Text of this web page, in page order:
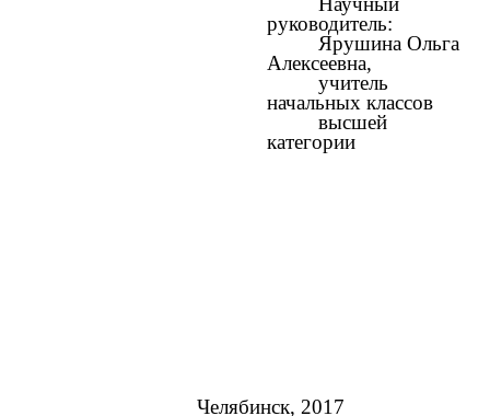
руководитель:
Ярушина Ольга
Алексеевна,
учитель
начальных классов
высшей
категории
Челябинск, 2017